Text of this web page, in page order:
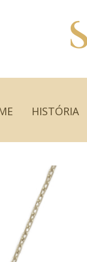
HISTÓRIA